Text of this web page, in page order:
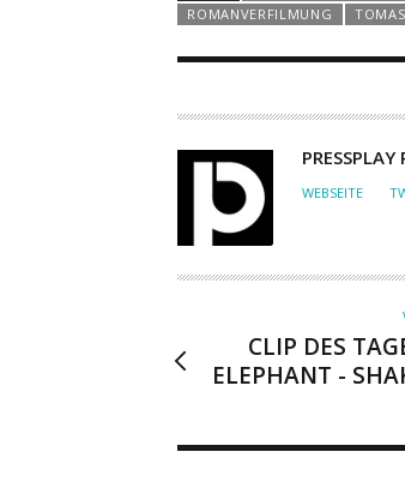
ROMANVERFILMUNG
A
U
R
WEBSEITE
CLIP DES
ELEPHANT -